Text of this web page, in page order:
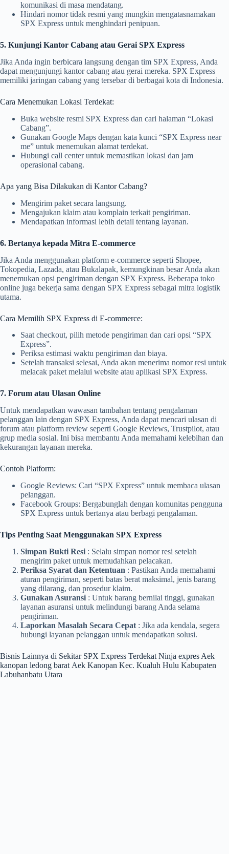
komunikasi di masa mendatang.
Hindari nomor tidak resmi yang mungkin mengatasnamakan
SPX Express untuk menghindari penipuan.
5. Kunjungi Kantor Cabang atau Gerai SPX Express
Jika Anda ingin berbicara langsung dengan tim SPX Express, Anda
dapat mengunjungi kantor cabang atau gerai mereka. SPX Express
memiliki jaringan cabang yang tersebar di berbagai kota di Indonesia.
Cara Menemukan Lokasi Terdekat:
Buka website resmi SPX Express dan cari halaman “Lokasi
Cabang”.
Gunakan Google Maps dengan kata kunci “SPX Express near
me” untuk menemukan alamat terdekat.
Hubungi call center untuk memastikan lokasi dan jam
operasional cabang.
Apa yang Bisa Dilakukan di Kantor Cabang?
Mengirim paket secara langsung.
Mengajukan klaim atau komplain terkait pengiriman.
Mendapatkan informasi lebih detail tentang layanan.
6. Bertanya kepada Mitra E-commerce
Jika Anda menggunakan platform e-commerce seperti Shopee,
Tokopedia, Lazada, atau Bukalapak, kemungkinan besar Anda akan
menemukan opsi pengiriman dengan SPX Express. Beberapa toko
online juga bekerja sama dengan SPX Express sebagai mitra logistik
utama.
Cara Memilih SPX Express di E-commerce:
Saat checkout, pilih metode pengiriman dan cari opsi “SPX
Express”.
Periksa estimasi waktu pengiriman dan biaya.
Setelah transaksi selesai, Anda akan menerima nomor resi untuk
melacak paket melalui website atau aplikasi SPX Express.
7. Forum atau Ulasan Online
Untuk mendapatkan wawasan tambahan tentang pengalaman
pelanggan lain dengan SPX Express, Anda dapat mencari ulasan di
forum atau platform review seperti Google Reviews, Trustpilot, atau
grup media sosial. Ini bisa membantu Anda memahami kelebihan dan
kekurangan layanan mereka.
Contoh Platform:
Google Reviews: Cari “SPX Express” untuk membaca ulasan
pelanggan.
Facebook Groups: Bergabunglah dengan komunitas pengguna
SPX Express untuk bertanya atau berbagi pengalaman.
Tips Penting Saat Menggunakan SPX Express
Simpan Bukti Resi : Selalu simpan nomor resi setelah
mengirim paket untuk memudahkan pelacakan.
Periksa Syarat dan Ketentuan : Pastikan Anda memahami
aturan pengiriman, seperti batas berat maksimal, jenis barang
yang dilarang, dan prosedur klaim.
Gunakan Asuransi : Untuk barang bernilai tinggi, gunakan
layanan asuransi untuk melindungi barang Anda selama
pengiriman.
Laporkan Masalah Secara Cepat : Jika ada kendala, segera
hubungi layanan pelanggan untuk mendapatkan solusi.
Bisnis Lainnya di Sekitar SPX Express Terdekat Ninja expres Aek
kanopan ledong barat Aek Kanopan Kec. Kualuh Hulu Kabupaten
Labuhanbatu Utara